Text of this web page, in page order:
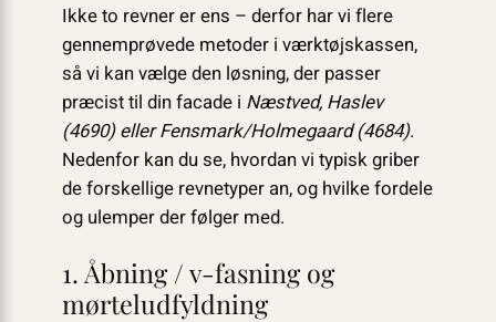
Ikke to revner er ens – derfor har vi flere
gennemprøvede metoder i værktøjskassen,
så vi kan vælge den løsning, der passer
præcist til din facade i Næstved, Haslev
(4690) eller Fensmark/Holmegaard (4684).
Nedenfor kan du se, hvordan vi typisk griber
de forskellige revnetyper an, og hvilke fordele
og ulemper der følger med.
1. Åbning / v-fasning og
mørteludfyldning